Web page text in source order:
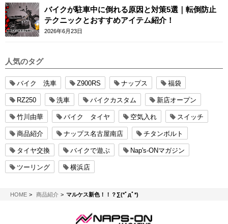
バイクが駐車中に倒れる原因と対策5選｜転倒防止
テクニックとおすすめアイテム紹介！
2026年6月23日
人気のタグ
バイク 洗車 Z900RS ナップス 福袋
RZ250 洗車 バイクカスタム 新店オープン
竹川由華 バイク タイヤ 空気入れ スイッチ
商品紹介 ナップス名古屋南店 チタンボルト
タイヤ交換 バイクで遊ぶ Nap's-ONマガジン
ツーリング 横浜店
HOMENAPS-ON マガジン
商品紹介 マルケス新色！！？∑(*ﾟдﾟ*)